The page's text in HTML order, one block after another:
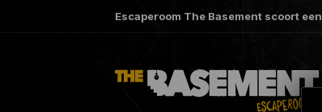
Escaperoom The Basement scoort een